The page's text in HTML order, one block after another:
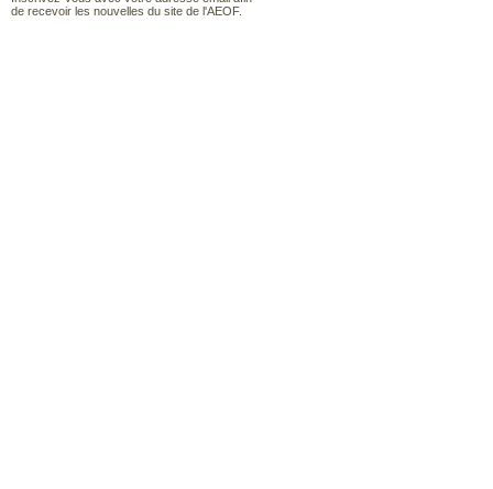
de recevoir les nouvelles du site de l'AEOF.